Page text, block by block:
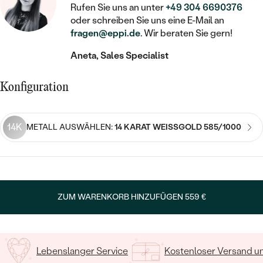
MIT FÜLLUNG
IM SET
GÜNSTIG
LUXURIÖSE
LAB GROWN DIAMANTEN ZUM
EINFASSEN
FARBIGE DIAMANTEN ZUM EINFASSEN
MIT DIAMANT
MIT MOISSANIT
MIT SCHWARZEN DIAMANTEN
SCHMUCK FÜR KINDER
NACH MATERIAL
GOLD
DIAMANTSCHMUCK
KINDER
PIERCINGS
MIT EDELSTEIN
PERLENOHRRINGE
NACH PREIS
PREISWERTE
LUXURIÖSE
MEDAILLON
NACH EDELSTEIN
MIT EDELSTEIN
NACH PREIS
SIEGELRINGE
PERSONALISIERT
NACH EDELSTEIN
MIT DIAMANT
PERLENRINGE
NACH PREIS
PREISWERTE
Rufen Sie uns an unter+49 304 6690376
oder schreiben Sie uns eine E-Mail an
fragen@eppi.de. Wir beraten Sie gern!
Aneta, Sales Specialist
Konfiguration
14K METALL AUSWÄHLEN:14 KARAT WEISSGOLD 585/1000
ZUM WARENKORB HINZUFÜGEN 559 €
Lebenslanger Service Kostenloser Versand